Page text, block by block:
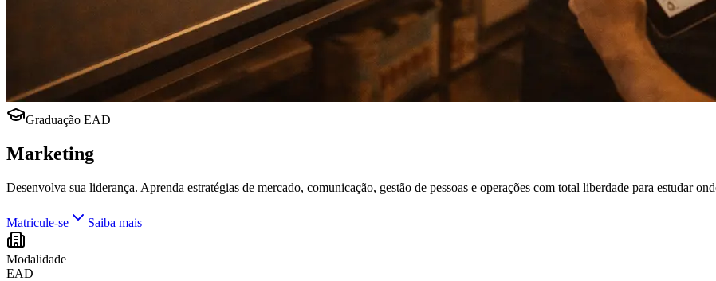
Graduação EAD
Marketing
Desenvolva sua liderança. Aprenda estratégias de mercado, comunicação, gestão de pessoas e operações com total liberdade para estudar
Matricule-se Saiba mais
Modalidade
EAD